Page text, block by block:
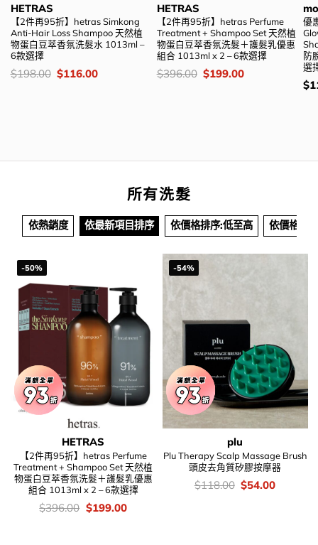
HETRAS
【2件再95折】hetras Simkong
Anti-Hair Loss Shampoo 天然植
物蛋白豆萃香氛洗髮水 1013ml –
6款選擇
價
$198.00 Original
$116.00Current
HETRAS
【2件再95折】hetras Perfume
Treatment + Shampoo Set 天然植
物蛋白豆萃香氛洗髮＋護髮乳優惠
組合 1013ml x 2 – 6款選擇
價
$396.00 Original
$199.00Current
優
防
選
價
$
所有洗髮
依熱銷度 依最新項目排序 依價格排序:低至高 依價格排
-50%
HETRAS
【2件再95折】hetras Perfume
Treatment + Shampoo Set 天然植
物蛋白豆萃香氛洗髮＋護髮乳優惠
組合 1013ml x 2 – 6款選擇
價
錢：
$396.00 Original
price
$199.00Current
-54%
plu
Plu Therapy Scalp Massage Brush
頭皮去角質矽膠按摩器
價
錢：
$118.00 Original
price
$54.00Current